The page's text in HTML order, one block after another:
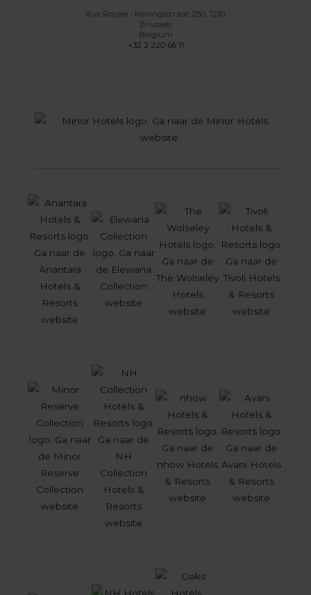
Rue Royale - Koningsstraat 250, 1210
Brussels
Belgium
+32 2 220 66 11